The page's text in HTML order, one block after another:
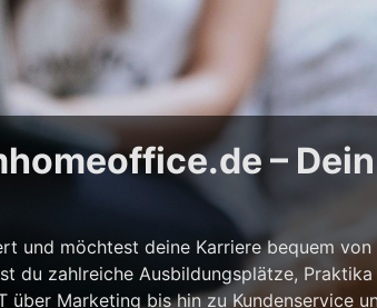
–
und möchtest deine Karriere bequem
du zahlreiche Ausbildungsplätze,
Marketing bis hin zu Kundenservice